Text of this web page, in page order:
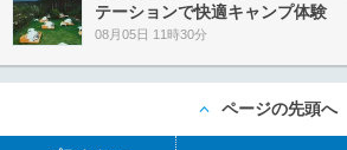
テーションで快適キャンプ体験
08月05日 11時30分
ページの先頭へ